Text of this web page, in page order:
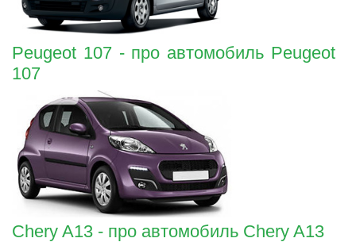
Peugeot 107 - про автомобиль Peugeot
107
Chery A13 - про автомобиль Chery A13